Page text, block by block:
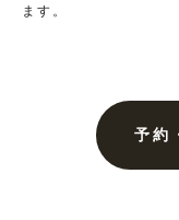
黒留袖
黒留袖の商品
大きいサイズ
ます。
予約